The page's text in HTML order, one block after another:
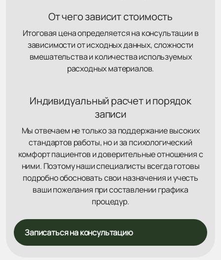
От чего зависит стоимость
Итоговая цена определяется на консультации в
зависимости от исходных данных, сложности
вмешательства и количества используемых
расходных материалов.
Индивидуальный расчет и порядок
записи
Мы отвечаем не только за поддержание высоких
стандартов работы, но и за психологический
комфорт пациентов и доверительные отношения с
ними. Поэтому наши специалисты всегда готовы
подробно обосновать свои назначения и учесть
ваши пожелания при составлении графика
процедур.
Записаться на консультацию